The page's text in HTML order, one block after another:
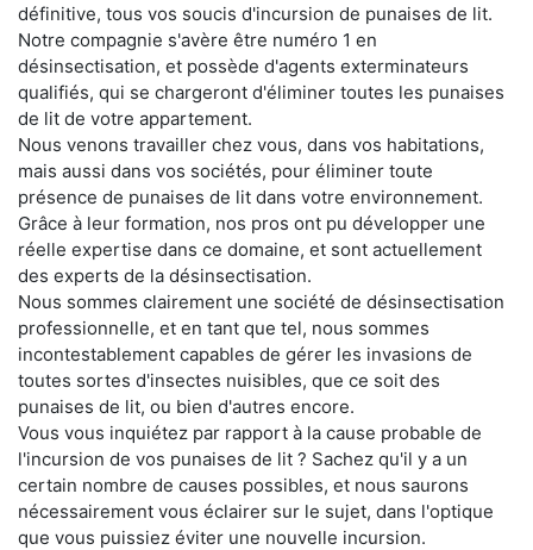
définitive, tous vos soucis d'incursion de punaises de lit.
Notre compagnie s'avère être numéro 1 en
désinsectisation, et possède d'agents exterminateurs
qualifiés, qui se chargeront d'éliminer toutes les punaises
de lit de votre appartement.
Nous venons travailler chez vous, dans vos habitations,
mais aussi dans vos sociétés, pour éliminer toute
présence de punaises de lit dans votre environnement.
Grâce à leur formation, nos pros ont pu développer une
réelle expertise dans ce domaine, et sont actuellement
des experts de la désinsectisation.
Nous sommes clairement une société de désinsectisation
professionnelle, et en tant que tel, nous sommes
incontestablement capables de gérer les invasions de
toutes sortes d'insectes nuisibles, que ce soit des
punaises de lit, ou bien d'autres encore.
Vous vous inquiétez par rapport à la cause probable de
l'incursion de vos punaises de lit ? Sachez qu'il y a un
certain nombre de causes possibles, et nous saurons
nécessairement vous éclairer sur le sujet, dans l'optique
que vous puissiez éviter une nouvelle incursion.